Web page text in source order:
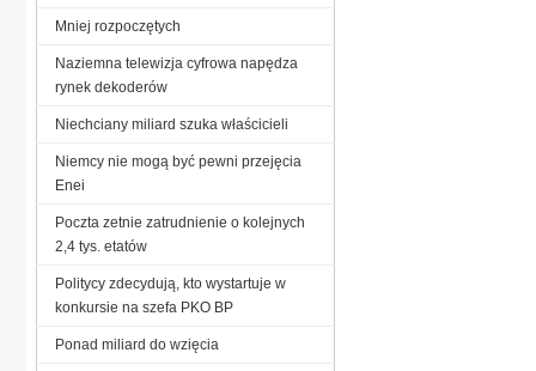
Mniej rozpoczętych
Naziemna telewizja cyfrowa napędza
rynek dekoderów
Niechciany miliard szuka właścicieli
Niemcy nie mogą być pewni przejęcia
Enei
Poczta zetnie zatrudnienie o kolejnych
2,4 tys. etatów
Politycy zdecydują, kto wystartuje w
konkursie na szefa PKO BP
Ponad miliard do wzięcia